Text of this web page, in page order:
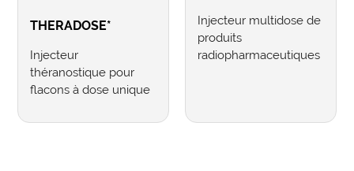
THERADOSE*
Injecteur
théranostique pour
flacons à dose unique
Injecteur multidose de
produits
radiopharmaceutiques